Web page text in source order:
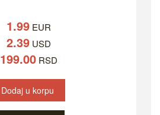
1.99 EUR
2.39 USD
199.00 RSD
Dodaj u korpu